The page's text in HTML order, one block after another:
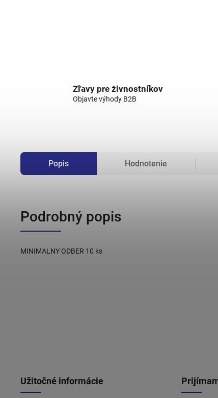
Zľavy pre živnostníkov
Objavte výhody B2B
Popis Hodnotenie
Podrobný popis
MINIMALNY ODBER 10 ks
Užitočné informácie